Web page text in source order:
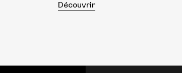
Découvrir